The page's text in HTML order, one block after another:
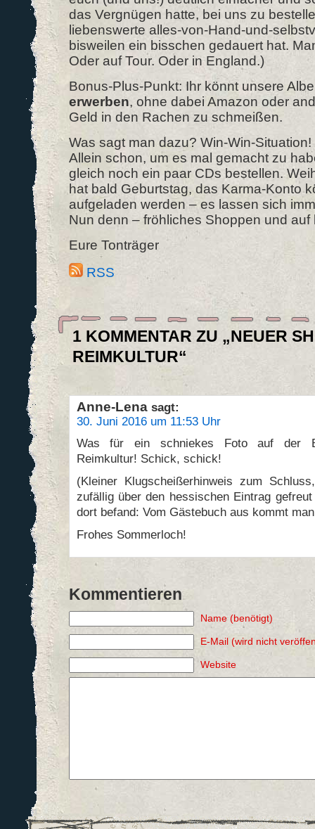
das Vergnügen hatte, bei uns zu
liebenswerte alles-von-Hand-und-
bisweilen ein bisschen gedauert hat.
Oder auf Tour. Oder in England.)
Bonus-Plus-Punkt: Ihr könnt unsere
erwerben, ohne dabei Amazon oder
Geld in den Rachen zu schmeißen.
Was sagt man dazu? Win-Win-Situation!
Allein schon, um es mal gemacht zu
gleich noch ein paar CDs bestellen.
hat bald Geburtstag, das Karma-Konto
aufgeladen werden – es lassen sich
Nun denn – fröhliches Shoppen und auf
Eure Tonträger
RSS
1 KOMMENTAR ZU „NEUER
REIMKULTUR“
Anne-Lena sagt:
30. Juni 2016 um 11:53 Uhr
Was für ein schniekes Foto auf der
Reimkultur! Schick, schick!
(Kleiner Klugscheißerhinweis zum
zufällig über den hessischen Eintrag
dort befand: Vom Gästebuch aus kommt
Frohes Sommerloch!
Kommentieren
Name (benötigt)
E-Mail (wird nicht
Website